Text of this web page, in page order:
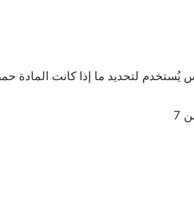
يُستخدم لتحديد ما إذا كانت المادة
7